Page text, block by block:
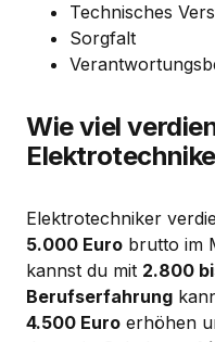
Technisches
Sorgfalt
Wie viel
Elektrotechniker
5.000 Euro brutto im
kannst du mit 2.800
Berufserfahrung
4.500 Euro erhöhen